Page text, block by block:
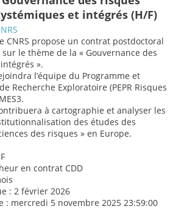
et intégrés (H/F)
CNRS propose un contrat postdoctoral
le thème de la « Gouvernance des
».
l’équipe du Programme et
Recherche Exploratoire (PEPR Risques
à cartographie et analyser les
des études des
des risques » en Europe.
en contrat CDD
: 2 février 2026
: mercredi 5 novembre 2025 23:59:00